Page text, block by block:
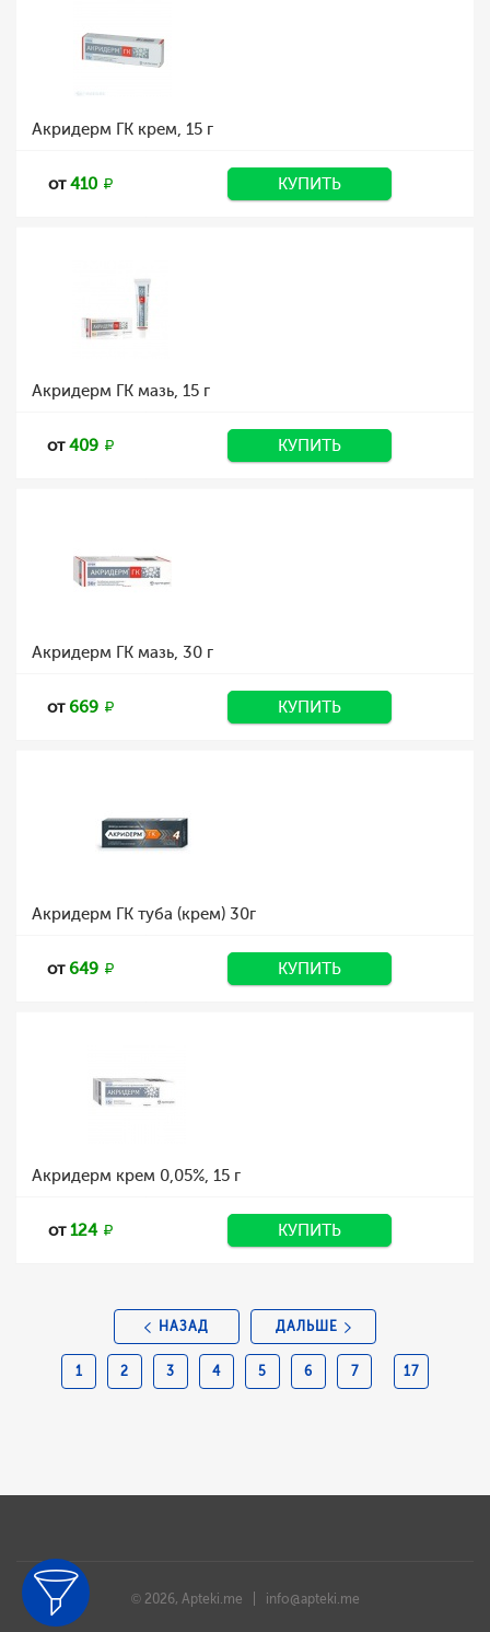
Акридерм ГК крем, 15 г
от410 КУПИТЬ
Акридерм ГК мазь, 15 г
от409 КУПИТЬ
Акридерм ГК мазь, 30 г
от669 КУПИТЬ
Акридерм ГК туба (крем) 30г
от649 КУПИТЬ
Акридерм крем 0,05%, 15 г
от124 КУПИТЬ
НАЗАД
1 2 3 4 5 6 7 17
ДАЛЬШЕ
© 2026, Apteki.me | info@apteki.me